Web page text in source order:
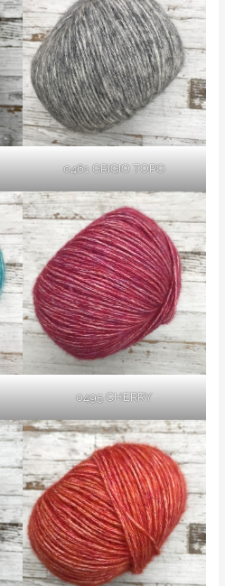
0461 GRIGIO TOPO
0495 CHERRY